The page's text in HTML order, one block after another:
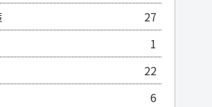
27
1
22
6